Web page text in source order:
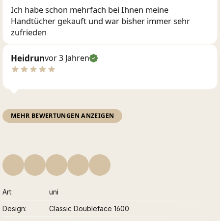
Ich habe schon mehrfach bei Ihnen meine
Handtücher gekauft und war bisher immer sehr
zufrieden
Heidrunvor 3 Jahren
MEHR BEWERTUNGEN ANZEIGEN
Art
uni
Design
Classic Doubleface 1600